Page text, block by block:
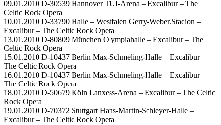
09.01.2010 D-30539 Hannover TUI-Arena – Excalibur – The
Celtic Rock Opera
10.01.2010 D-33790 Halle – Westfalen Gerry-Weber.Stadion –
Excalibur – The Celtic Rock Opera
13.01.2010 D-80809 München Olympiahalle – Excalibur – The
Celtic Rock Opera
15.01.2010 D-10437 Berlin Max-Schmeling-Halle – Excalibur –
The Celtic Rock Opera
16.01.2010 D-10437 Berlin Max-Schmeling-Halle – Excalibur –
The Celtic Rock Opera
18.01.2010 D-50679 Köln Lanxess-Arena – Excalibur – The Celtic
Rock Opera
19.01.2010 D-70372 Stuttgart Hans-Martin-Schleyer-Halle –
Excalibur – The Celtic Rock Opera